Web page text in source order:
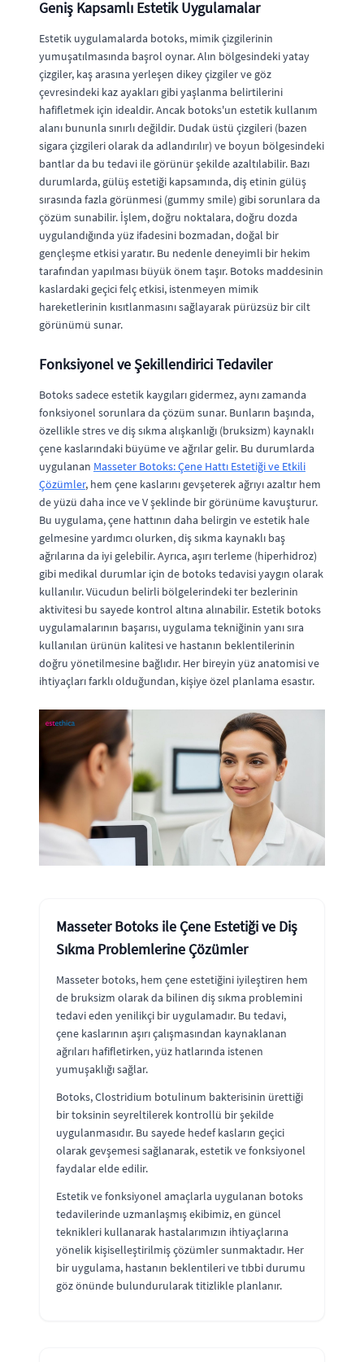
Geniş Kapsamlı Estetik Uygulamalar
Estetik uygulamalarda botoks, mimik çizgilerinin
yumuşatılmasında başrol oynar. Alın bölgesindeki yatay
çizgiler, kaş arasına yerleşen dikey çizgiler ve göz
çevresindeki kaz ayakları gibi yaşlanma belirtilerini
hafifletmek için idealdir. Ancak botoks'un estetik kullanım
alanı bununla sınırlı değildir. Dudak üstü çizgileri (bazen
sigara çizgileri olarak da adlandırılır) ve boyun bölgesindeki
bantlar da bu tedavi ile görünür şekilde azaltılabilir. Bazı
durumlarda, gülüş estetiği kapsamında, diş etinin gülüş
sırasında fazla görünmesi (gummy smile) gibi sorunlara da
çözüm sunabilir. İşlem, doğru noktalara, doğru dozda
uygulandığında yüz ifadesini bozmadan, doğal bir
gençleşme etkisi yaratır. Bu nedenle deneyimli bir hekim
tarafından yapılması büyük önem taşır. Botoks maddesinin
kaslardaki geçici felç etkisi, istenmeyen mimik
hareketlerinin kısıtlanmasını sağlayarak pürüzsüz bir cilt
görünümü sunar.
Fonksiyonel ve Şekillendirici Tedaviler
Botoks sadece estetik kaygıları gidermez, aynı zamanda
fonksiyonel sorunlara da çözüm sunar. Bunların başında,
özellikle stres ve diş sıkma alışkanlığı (bruksizm) kaynaklı
çene kaslarındaki büyüme ve ağrılar gelir. Bu durumlarda
uygulanan Masseter Botoks: Çene Hattı Estetiği ve Etkili
Çözümler, hem çene kaslarını gevşeterek ağrıyı azaltır hem
de yüzü daha ince ve V şeklinde bir görünüme kavuşturur.
Bu uygulama, çene hattının daha belirgin ve estetik hale
gelmesine yardımcı olurken, diş sıkma kaynaklı baş
ağrılarına da iyi gelebilir. Ayrıca, aşırı terleme (hiperhidroz)
gibi medikal durumlar için de botoks tedavisi yaygın olarak
kullanılır. Vücudun belirli bölgelerindeki ter bezlerinin
aktivitesi bu sayede kontrol altına alınabilir. Estetik botoks
uygulamalarının başarısı, uygulama tekniğinin yanı sıra
kullanılan ürünün kalitesi ve hastanın beklentilerinin
doğru yönetilmesine bağlıdır. Her bireyin yüz anatomisi ve
ihtiyaçları farklı olduğundan, kişiye özel planlama esastır.
Masseter Botoks ile Çene Estetiği ve Diş
Sıkma Problemlerine Çözümler
Masseter botoks, hem çene estetiğini iyileştiren hem
de bruksizm olarak da bilinen diş sıkma problemini
tedavi eden yenilikçi bir uygulamadır. Bu tedavi,
çene kaslarının aşırı çalışmasından kaynaklanan
ağrıları hafifletirken, yüz hatlarında istenen
yumuşaklığı sağlar.
Botoks, Clostridium botulinum bakterisinin ürettiği
bir toksinin seyreltilerek kontrollü bir şekilde
uygulanmasıdır. Bu sayede hedef kasların geçici
olarak gevşemesi sağlanarak, estetik ve fonksiyonel
faydalar elde edilir.
Estetik ve fonksiyonel amaçlarla uygulanan botoks
tedavilerinde uzmanlaşmış ekibimiz, en güncel
teknikleri kullanarak hastalarımızın ihtiyaçlarına
yönelik kişiselleştirilmiş çözümler sunmaktadır. Her
bir uygulama, hastanın beklentileri ve tıbbi durumu
göz önünde bulundurularak titizlikle planlanır.